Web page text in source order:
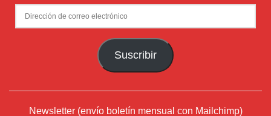
Dirección
de
Suscribir
Newsletter (envío boletín mensual con Mailchimp)